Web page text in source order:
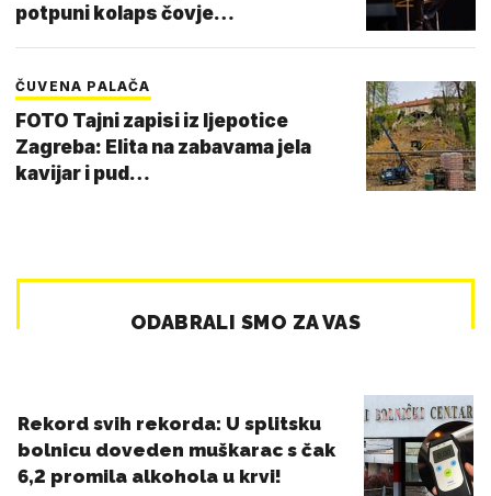
potpuni kolaps čovje…
ČUVENA PALAČA
FOTO Tajni zapisi iz ljepotice
Zagreba: Elita na zabavama jela
kavijar i pud…